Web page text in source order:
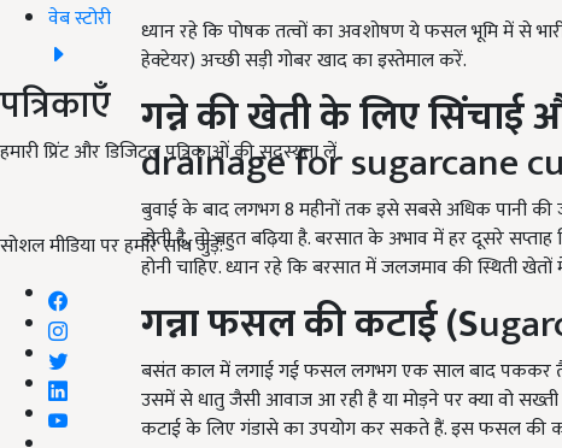
वेब स्टोरी
पत्रिकाएँ
हमारी प्रिंट और डिजिटल पत्रिकाओं की सदस्यता लें
सोशल मीडिया पर हमारे साथ जुड़ें:
ध्यान रहे कि पोषक तत्वों का अवशोषण ये फसल भूमि में से
हेक्टेयर) अच्छी सड़ी गोबर खाद का इस्तेमाल करें.
गन्ने की खेती के लिएसिंचाई
drainage for sugarcane
बुवाई के बाद लगभग 8 महीनों तक इसे सबसे अधिक पानी
होती है, तो बहुत बढ़िया है. बरसात के अभाव में हर दूसरे
होनी चाहिए. ध्यान रहे कि बरसात में जलजमाव की स्थिती
गन्ना फसल की कटाई (S
बसंत काल में लगाई गई फसल लगभग एक साल बाद पककर
उसमें से धातु जैसी आवाज आ रही है या मोड़ने पर क्या वो
कटाई के लिए गंडासे का उपयोग कर सकते हैं. इस फसल की